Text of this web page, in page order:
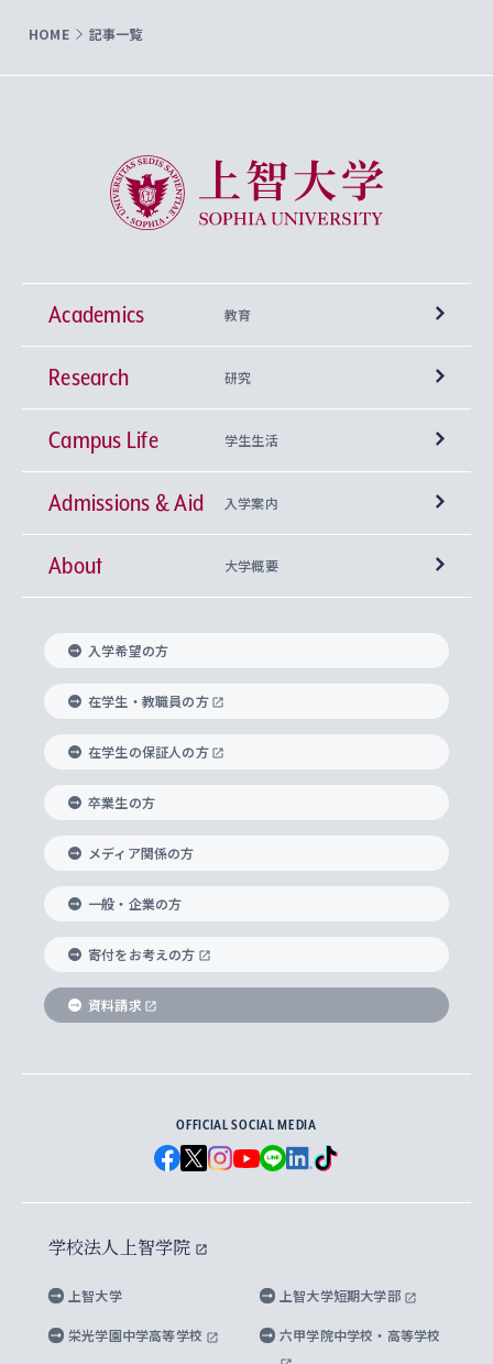
HOME 記事一覧
上智大学 Sophia University
Academics 教育
学部
神学部
文学部
総合人間科学部
経済学部
外国語学部
総合グローバル学部
国際教養学部
理工学部
Futures） – 持続可能な未来を考える６学科連携
興味から学科を探す
上智大学の全学共通教育
基盤教育センター
キリスト教人間学
身体知
思考と表現
データサイエンス
上智大学の語学教育
言語教育研究センター
上智大学のグローバル教育
グローバル教育センター
上智大学で学ぶ
海外で学ぶ
学びのサポート
大学院
神学研究科
実践宗教学研究科
総合人間科学研究科
経済学研究科
グローバル・スタディーズ研究科
助産学専攻科
生涯学習
Research 研究
研究所 等
キリスト教文化研究所
中世思想研究所
国際言語情報研究所
グローバル・コンサーン研究所
比較文化研究所
ヨーロッパ研究所
アジア文化研究所
アメリカ・カナダ研究所
メディア・ジャーナリズム研究所
水稀少社会研究センター
先進機械・構造材料イノベーションセンター
Sophia Open Research Weeks (SORW)
産官学連携
知的財産
研究支援制度
重点領域研究・自由課題研究
研究活動に関する法令・研究費の使用について
Campus Life 学生生活
学期区分と授業時間割
課外活動
課外教育プログラム
ボランティア活動
グローバルな学びのコミュニティ
学生の相談窓口
心身の健康相談
ハラスメント防止の取り組み
障がいのある学生への支援
キャリア形成サポート
キャリア形成支援プログラム
就職（内定先）・進路統計
企業の採用ご担当者様へのご案内
住まいのサポート
Admissions & Aid 入学案内
上智大学で取得できる学位
入れの方針）
科目等履修生
研究生・外国人特別研究生・国費留学生
交換留学生(海外大学から上智大学で学ぶ)
ノンディグリー生
Sophia Short-term Program受講生
学費・奨学金
学部入学前に出願する奨学金
国による高等教育の修学支援新制度
大学院生対象の奨学金
海外留学する際の費用と奨学金
About 大学概要
理事長・学長メッセージ
学長・副学長紹介
上智大学の精神
上智大学の理念
上智大学の沿革
ソフィア・アーカイブズ
上智大学とカトリック
グローバルエンゲージメント
上智大学を訪れた世界の知性
国連Weeks・アフリカWeeks
ダイバーシティ＆サステナビリティへの取り組み
上智大学公式ソーシャルメディア
学校法人上智学院について
数字で見る上智大学
上智大学のネットワーク
父母・保証人とのネットワーク
学外とのネットワーク
上智大学の出版物
上智大学大学案内・大学院案内
英文広報誌 SOPHIA magazine
上智大学のビジュアル・アイデンティティ
上智大学ビジュアル・アイデンティティ
上智大学校歌 ・上智大学学生歌
上智大学への取材・キャンパスでの撮影について
上智大学の公開情報
上智大学の教育研究活動等の情報公表
キャンパス案内
入学希望の方
在学生・教職員の方
在学生の保証人の方
卒業生の方
メディア関係の方
一般・企業の方
寄付をお考えの方
資料請求
OFFICIAL SOCIAL MEDIA
学校法人上智学院
上智大学 上智大学短期大学部
栄光学園中学高等学校 六甲学院中学校・高等学校